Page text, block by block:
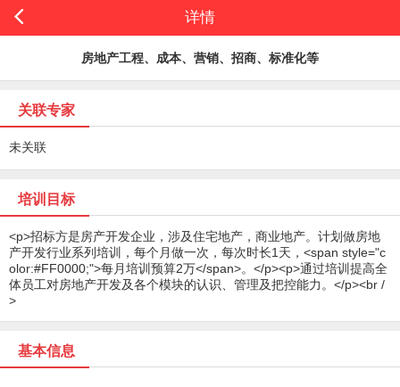
详情
房地产工程、成本、营销、招商、标准化等
关联专家
未关联
培训目标
<p>招标方是房产开发企业，涉及住宅地产，商业地产。计划做房地
产开发行业系列培训，每个月做一次，每次时长1天，<span style="c
olor:#FF0000;">每月培训预算2万</span>。</p><p>通过培训提高全
体员工对房地产开发及各个模块的认识、管理及把控能力。</p><br /
>
基本信息